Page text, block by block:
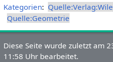
Kategorien:
Quelle:Geometrie
Diese Seite wurde zuletzt am
11:58 Uhr bearbeitet.